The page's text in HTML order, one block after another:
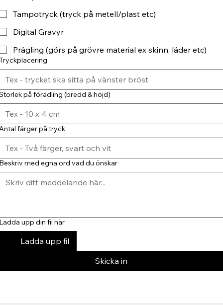
Tampotryck (tryck på metell/plast etc)
Digital Gravyr
Prägling (görs på grövre material ex skinn, läder etc)
på förädling (bredd & höjd)
färger på tryck
med egna ord vad du önskar
upp din fil här
Ladda upp fil
Skicka in